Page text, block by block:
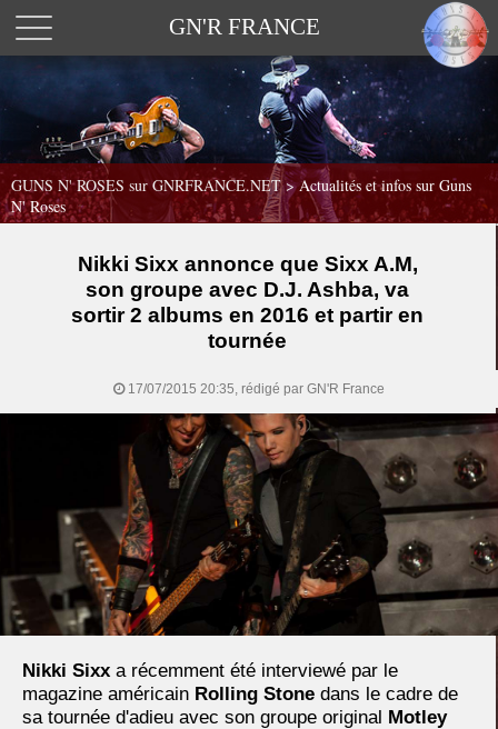
GN'R FRANCE
GUNS N' ROSES sur GNRFRANCE.NET>Actualités et infos sur Guns
N' Roses
Nikki Sixx annonce que Sixx A.M,
son groupe avec D.J. Ashba, va
sortir 2 albums en 2016 et partir en
tournée
17/07/2015 20:35, rédigé par GN'R France
Nikki Sixx a récemment été interviewé par le
magazine américain Rolling Stone dans le cadre de
sa tournée d'adieu avec son groupe original Motley